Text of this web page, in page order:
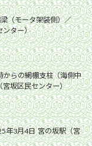
（モータ架装側）／
ンター）
からの網棚支柱（海側中
宮坂区民センター）
年3月4日 宮の坂駅（宮